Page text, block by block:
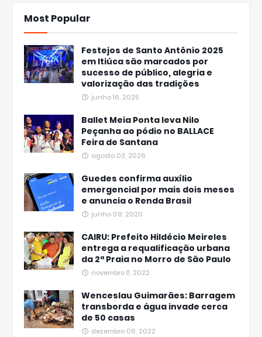
Most Popular
Festejos de Santo Antônio 2025
em Itiúca são marcados por
sucesso de público, alegria e
valorização das tradições
junho 16, 2025
Ballet Meia Ponta leva Nilo
Peçanha ao pódio no BALLACE
Feira de Santana
agosto 03, 2026
Guedes confirma auxílio
emergencial por mais dois meses
e anuncia o Renda Brasil
junho 09, 2020
CAIRU: Prefeito Hildécio Meireles
entrega a requalificação urbana
da 2ª Praia no Morro de São Paulo
novembro 11, 2022
Wenceslau Guimarães: Barragem
transborda e água invade cerca
de 50 casas
dezembro 06, 2022